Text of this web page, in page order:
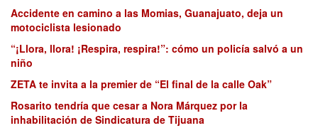
Accidente en camino a las Momias, Guanajuato, deja un
motociclista lesionado
“¡Llora, llora! ¡Respira, respira!”: cómo un policía salvó a un
niño
ZETA te invita a la premier de “El final de la calle Oak”
Rosarito tendría que cesar a Nora Márquez por la
inhabilitación de Sindicatura de Tijuana